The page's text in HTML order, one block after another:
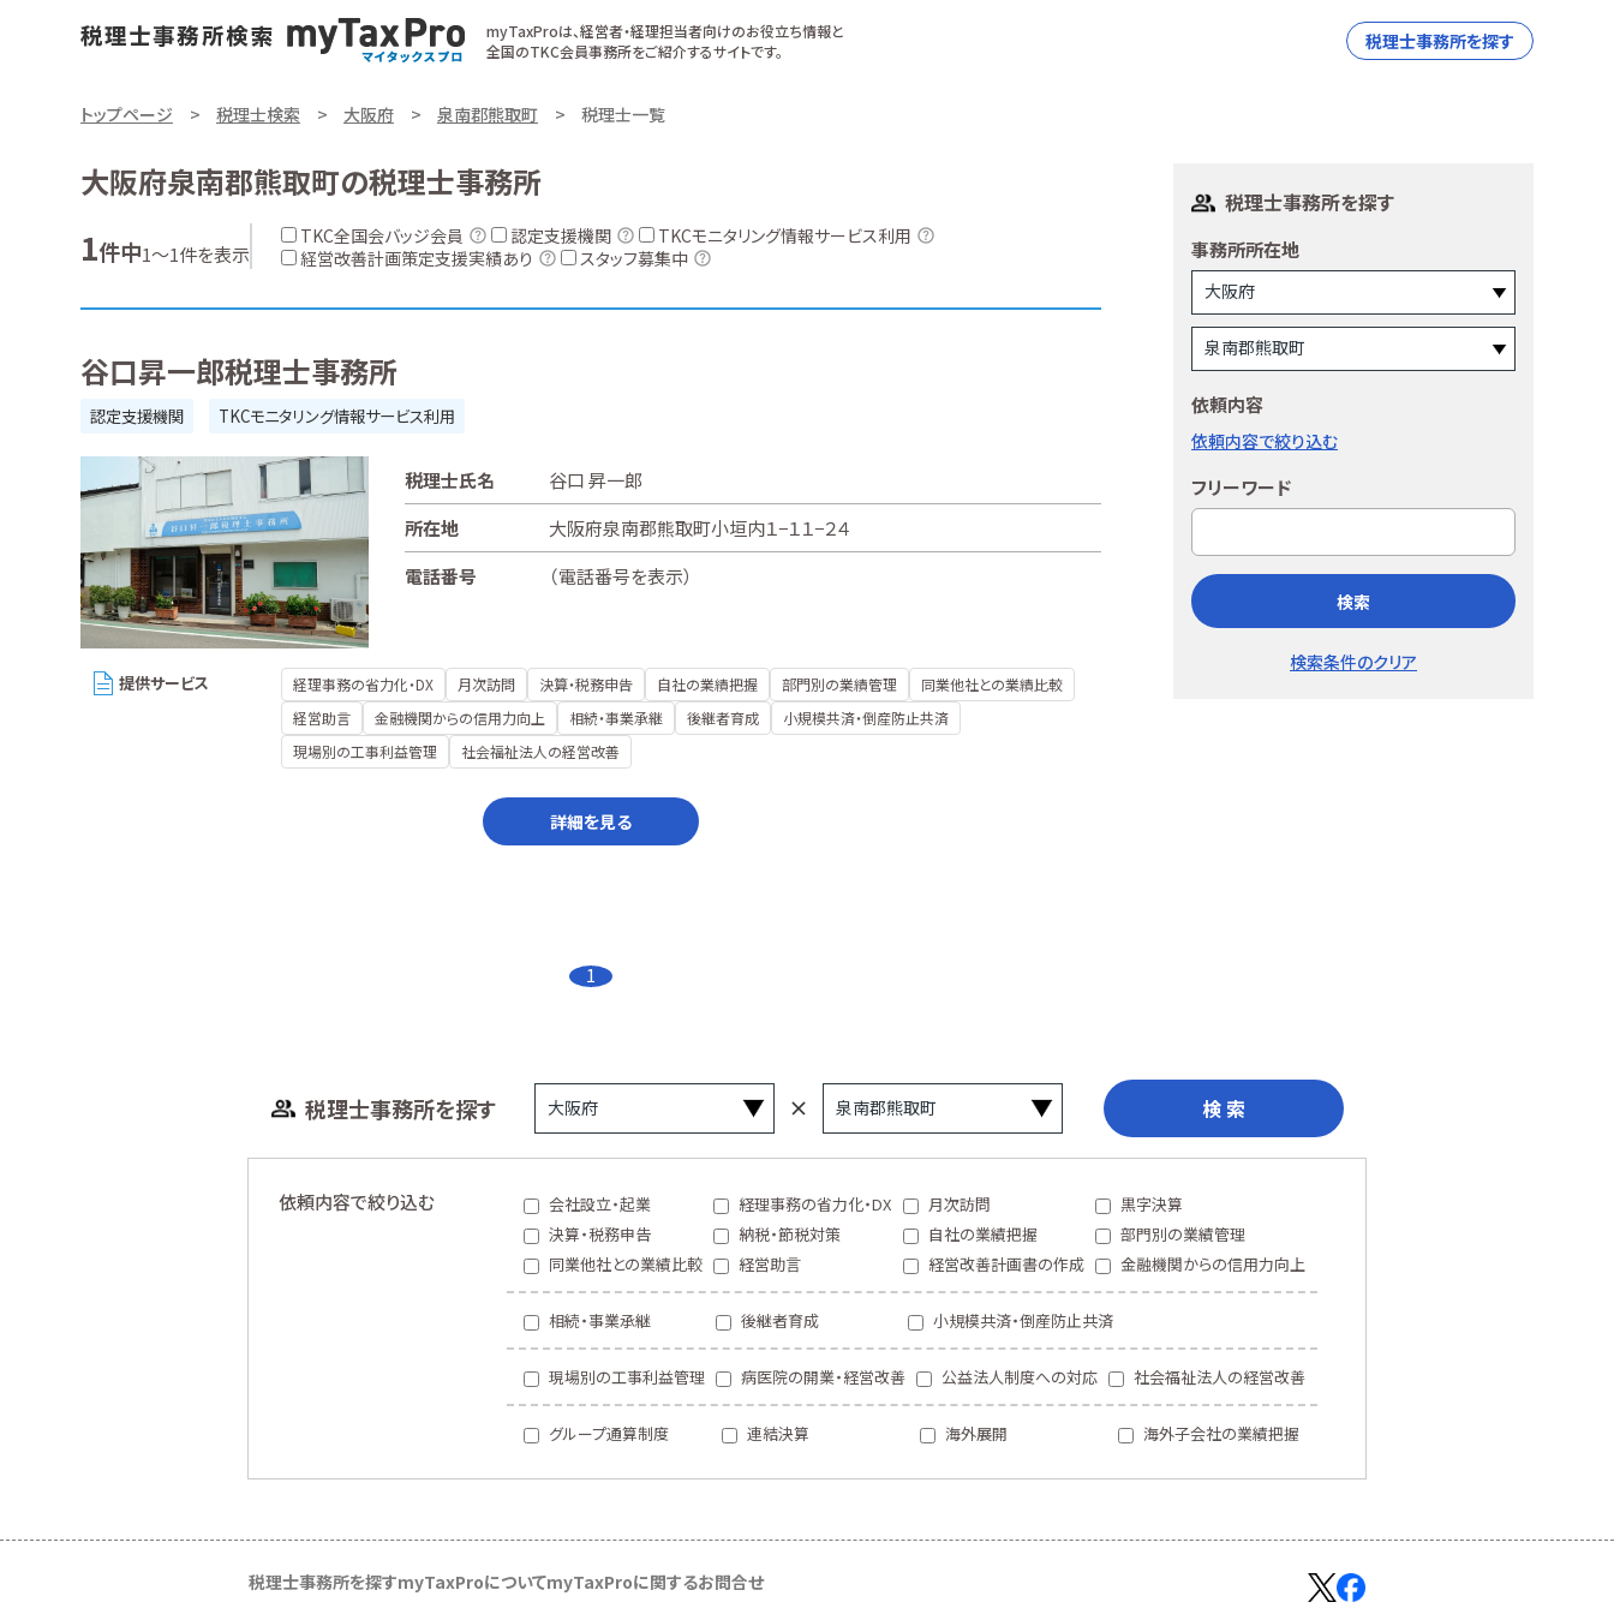
myTaxProは、経営者・経理担当者向けのお役立ち情報と
全国のTKC会員事務所をご紹介するサイトです。
税理士事務所を探す
トップページ 税理士検索 大阪府 泉南郡熊取町 税理士一覧
大阪府泉南郡熊取町の税理士事務所
1件中1～1件を表示
TKC全国会バッジ会員 認定支援機関
TKCモニタリング情報サービス利用
経営改善計画策定支援実績あり
スタッフ募集中
谷口昇一郎税理士事務所
認定支援機関 TKCモニタリング情報サービス利用
税理士氏名
谷口 昇一郎
所在地
大阪府泉南郡熊取町小垣内１−１１−２４
電話番号
（電話番号を表示）
提供サービス 経理事務の省力化・DX 月次訪問 決算・税務申告 自社の業績把握 部門別の業績管理
同業他社との業績比較
経営助言
金融機関からの信用力向上 相続・事業承継 後継者育成
小規模共済・倒産防止共済
現場別の工事利益管理
社会福祉法人の経営改善
詳細を見る
1
税理士事務所を探す
事務所所在地
依頼内容
依頼内容で絞り込む
フリーワード
検索
検索条件のクリア
税理士事務所を探す 検 索
依頼内容で絞り込む 会社設立・起業 経理事務の省力化・DX 月次訪問
黒字決算
決算・税務申告
納税・節税対策 自社の業績把握
部門別の業績管理
同業他社との業績比較
経営助言 経営改善計画書の作成 金融機関からの信用力向上
相続・事業承継 後継者育成 小規模共済・倒産防止共済
現場別の工事利益管理 病医院の開業・経営改善 公益法人制度への対応 社会福祉法人の経営改善
グループ通算制度 連結決算 海外展開 海外子会社の業績把握
税理士事務所を探すmyTaxProについてmyTaxProに関するお問合せ